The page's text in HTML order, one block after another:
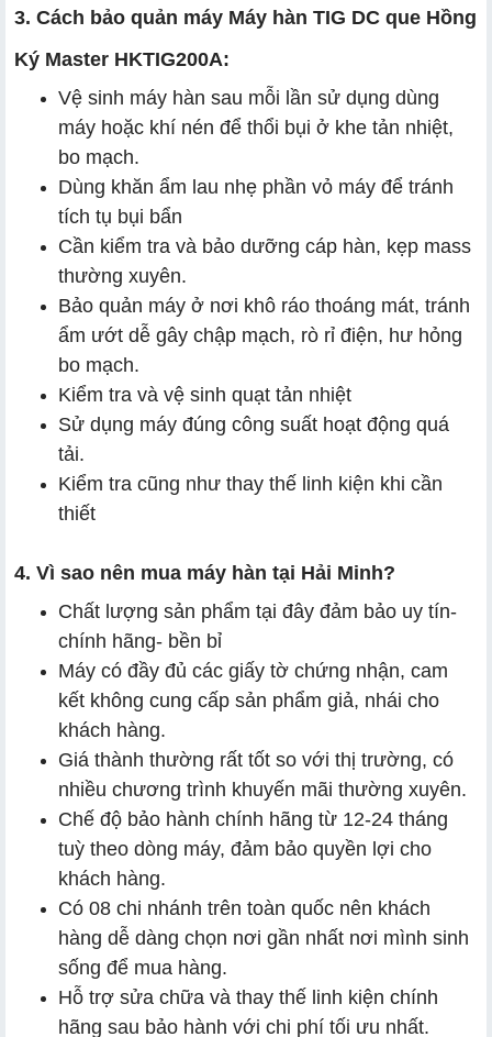
3. Cách bảo quản máy Máy hàn TIG DC que Hồng
Ký Master HKTIG200A:
Vệ sinh máy hàn sau mỗi lần sử dụng dùng
máy hoặc khí nén để thổi bụi ở khe tản nhiệt,
bo mạch.
Dùng khăn ẩm lau nhẹ phần vỏ máy để tránh
tích tụ bụi bẩn
Cần kiểm tra và bảo dưỡng cáp hàn, kẹp mass
thường xuyên.
Bảo quản máy ở nơi khô ráo thoáng mát, tránh
ẩm ướt dễ gây chập mạch, rò rỉ điện, hư hỏng
bo mạch.
Kiểm tra và vệ sinh quạt tản nhiệt
Sử dụng máy đúng công suất hoạt động quá
tải.
Kiểm tra cũng như thay thế linh kiện khi cần
thiết
4. Vì sao nên mua máy hàn tại Hải Minh?
Chất lượng sản phẩm tại đây đảm bảo uy tín-
chính hãng- bền bỉ
Máy có đầy đủ các giấy tờ chứng nhận, cam
kết không cung cấp sản phẩm giả, nhái cho
khách hàng.
Giá thành thường rất tốt so với thị trường, có
nhiều chương trình khuyến mãi thường xuyên.
Chế độ bảo hành chính hãng từ 12-24 tháng
tuỳ theo dòng máy, đảm bảo quyền lợi cho
khách hàng.
Có 08 chi nhánh trên toàn quốc nên khách
hàng dễ dàng chọn nơi gần nhất nơi mình sinh
sống để mua hàng.
Hỗ trợ sửa chữa và thay thế linh kiện chính
hãng sau bảo hành với chi phí tối ưu nhất.